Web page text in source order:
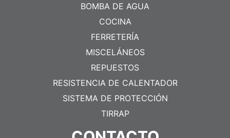
BOMBA DE AGUA
COCINA
FERRETERÍA
MISCELÁNEOS
REPUESTOS
RESISTENCIA DE CALENTADOR
SISTEMA DE PROTECCIÓN
TIRRAP